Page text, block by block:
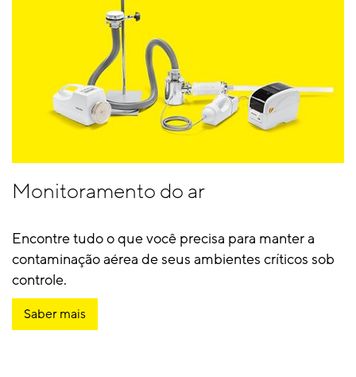
Monitoramento do ar
Encontre tudo o que você precisa para manter a
contaminação aérea de seus ambientes críticos sob
controle.
Saber mais